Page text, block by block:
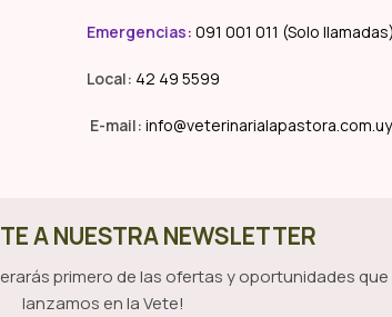
Emergencias: 091 001 011 (Solo llamadas)
Local: 42 49 5599
E-mail: info@veterinarialapastora.com.uy
A NUESTRA NEWSLETTER
primero de las ofertas y oportunidades que
lanzamos en la Vete!